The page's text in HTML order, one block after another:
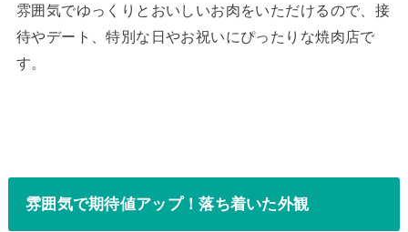
雰囲気でゆっくりとおいしいお肉をいただけるので、接
待やデート、特別な日やお祝いにぴったりな焼肉店で
す。
雰囲気で期待値アップ！落ち着いた外観